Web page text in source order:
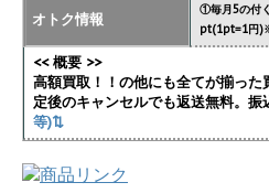
オトク情報
①毎月5の付
pt(1pt=1円)※
<< 概要 >>
高額買取！！の他にも全てが揃っ
定後のキャンセルでも返送無料。振
等)⇅